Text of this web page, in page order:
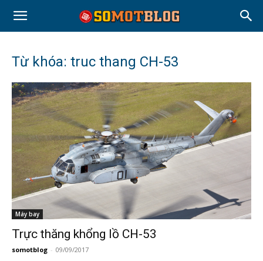
Từ khóa: truc thang CH-53
Máy bay
Trực thăng khổng lồ CH-53
somotblog - 09/09/2017